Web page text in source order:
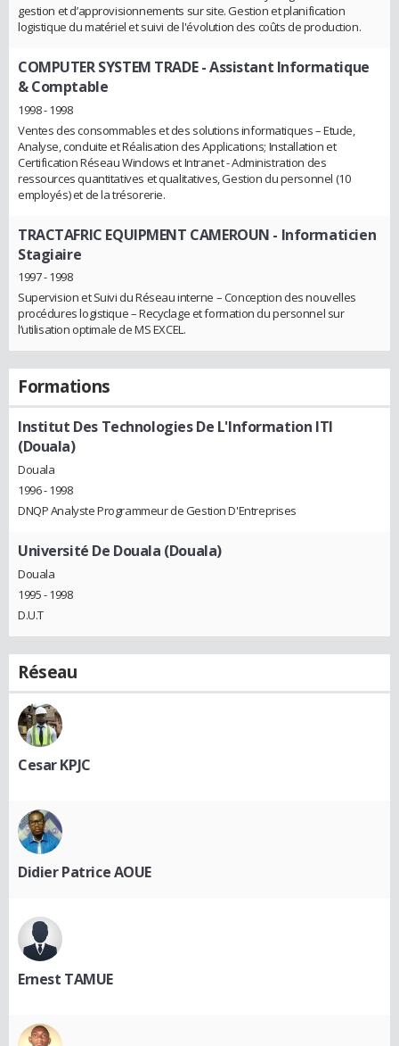
gestion et d’approvisionnements sur site. Gestion et planification
logistique du matériel et suivi de l'évolution des coûts de production.
COMPUTER SYSTEM TRADE- Assistant Informatique
& Comptable
1998 - 1998
Ventes des consommables et des solutions informatiques – Etude,
Analyse, conduite et Réalisation des Applications; Installation et
Certification Réseau Windows et Intranet - Administration des
ressources quantitatives et qualitatives, Gestion du personnel (10
employés) et de la trésorerie.
TRACTAFRIC EQUIPMENT CAMEROUN - Informaticien
Stagiaire
1997 - 1998
Supervision et Suivi du Réseau interne – Conception des nouvelles
procédures logistique – Recyclage et formation du personnel sur
l’utilisation optimale de MS EXCEL.
Formations
Institut Des Technologies De L'Information ITI
(Douala)
Douala
1996 - 1998
DNQP Analyste Programmeur de Gestion D'Entreprises
Université De Douala (Douala)
Douala
1995 - 1998
D.U.T
Réseau
Cesar KPJC
Didier Patrice AOUE
Ernest TAMUE